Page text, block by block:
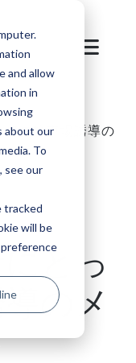
and allow
in
about our
To
see our
tracked
will be
ての駐車場誘導の
とっ
のメ